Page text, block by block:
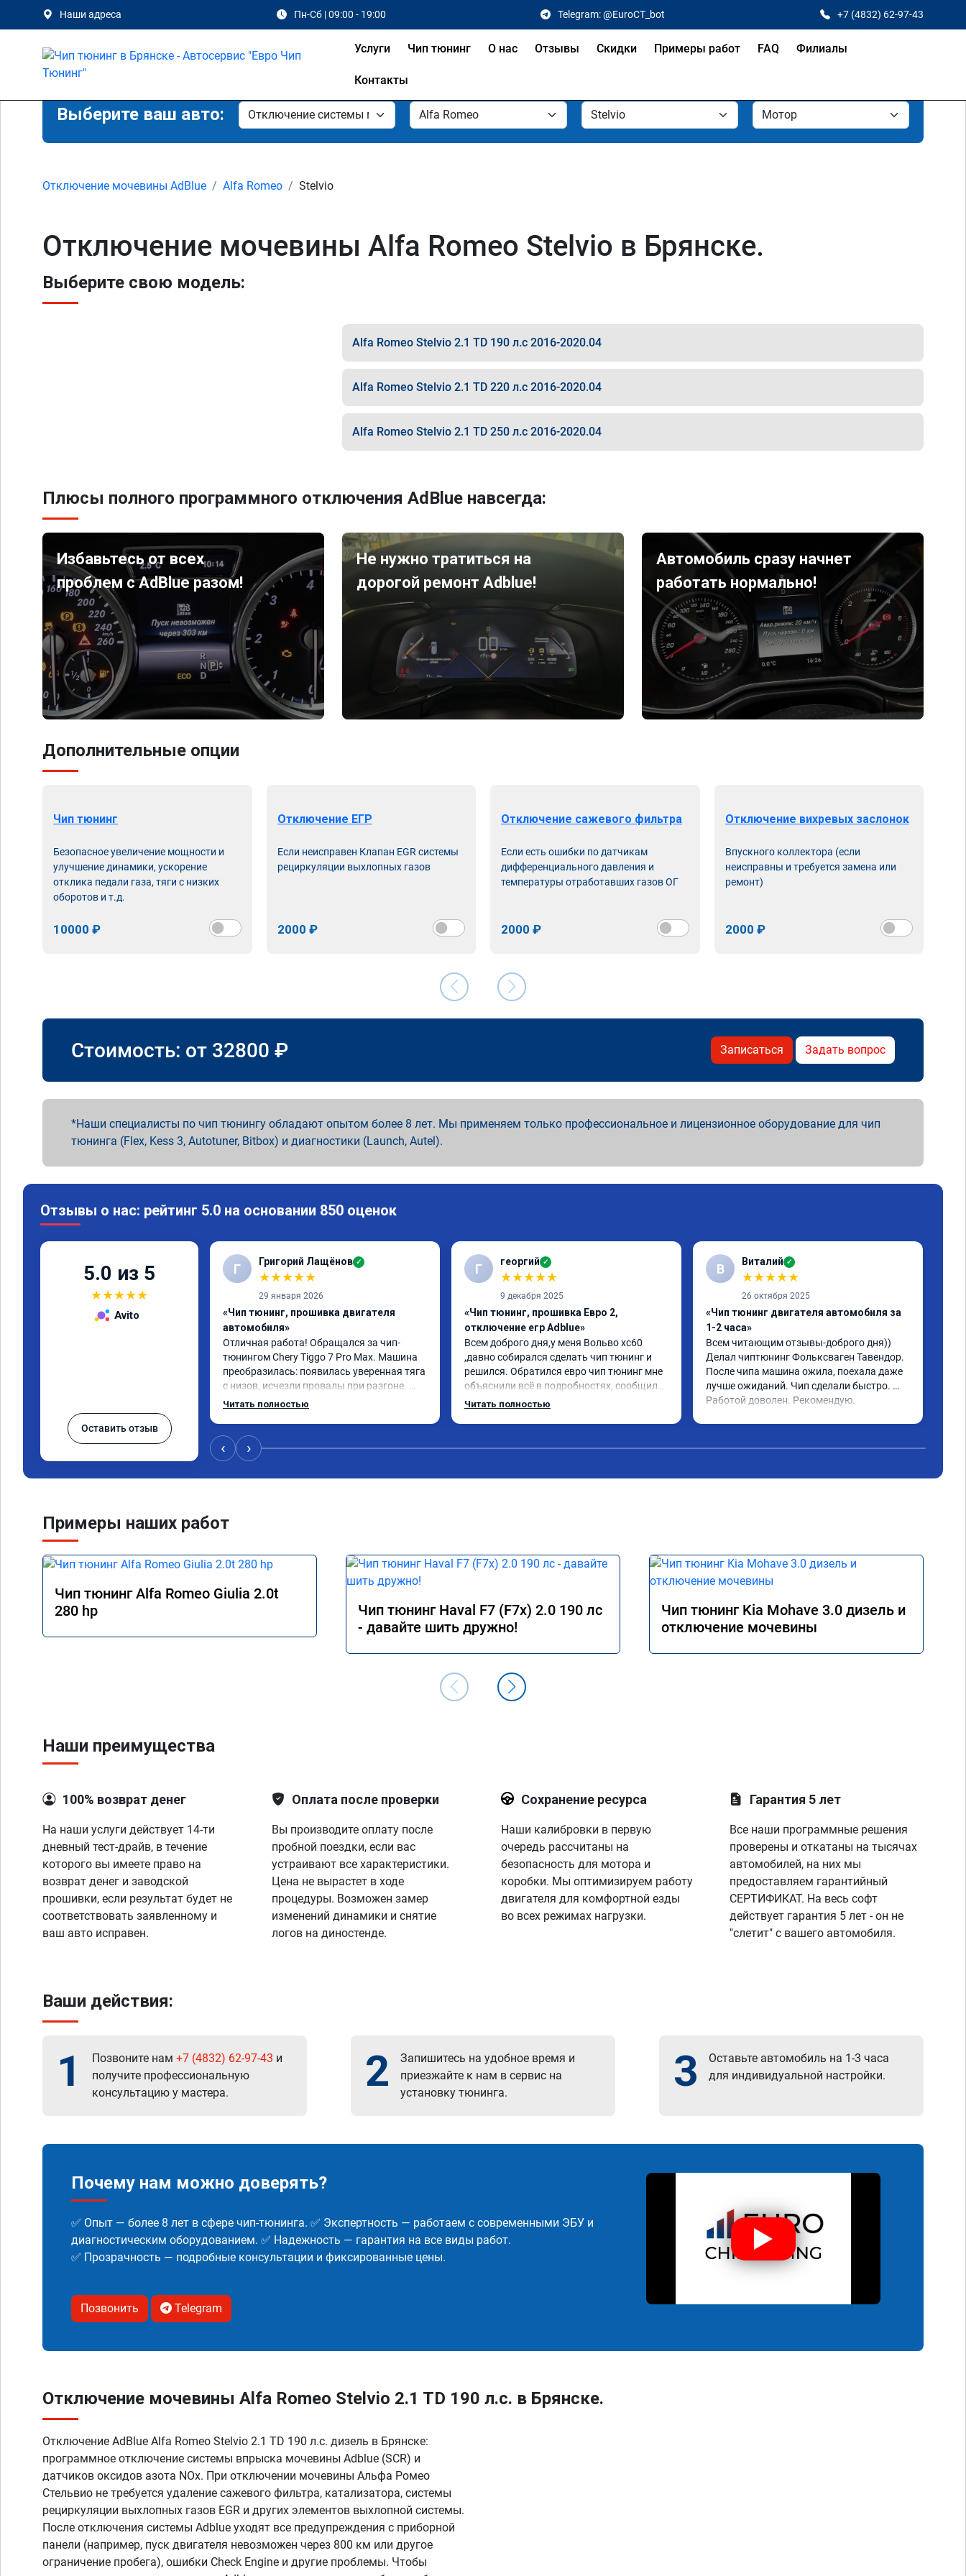
Наши адреса Пн-Сб | 09:00 - 19:00 Telegram: @EuroCT_bot +7 (4832) 62-97-43
Услуги Чип тюнинг О нас Отзывы Скидки Примеры работ FAQ Филиалы
Контакты
Выберите ваш авто:
Отключение мочевины AdBlue Alfa Romeo Stelvio
Отключение мочевины Alfa Romeo Stelvio в Брянске.
Выберите свою модель:
Alfa Romeo Stelvio 2.1 TD 190 л.с 2016-2020.04
Alfa Romeo Stelvio 2.1 TD 220 л.с 2016-2020.04
Alfa Romeo Stelvio 2.1 TD 250 л.с 2016-2020.04
Плюсы полного программного отключения AdBlue навсегда:
Избавьтесь от всех
проблем с AdBlue разом!
Не нужно тратиться на
дорогой ремонт Adblue!
Автомобиль сразу начнет
работать нормально!
Дополнительные опции
Чип тюнинг
Безопасное увеличение мощности и
улучшение динамики, ускорение
отклика педали газа, тяги с низких
оборотов и т.д.
10000 ₽
Отключение ЕГР
Если неисправен Клапан EGR системы
рециркуляции выхлопных газов
2000 ₽
Отключение сажевого фильтра
Если есть ошибки по датчикам
дифференциального давления и
температуры отработавших газов ОГ
2000 ₽
Отключение вихревых заслонок
Впускного коллектора (если
неисправны и требуется замена или
ремонт)
2000 ₽
Стоимость: от 32800 ₽ Записаться Задать вопрос
Наши специалисты по чип тюнингу обладают опытом более 8 лет. Мы применяем только профессиональное и лицензионное оборудование для чип
тюнинга (Flex, Kess 3, Autotuner, Bitbox) и диагностики (Launch, Autel).
Отзывы о нас: рейтинг 5.0 на основании 850 оценок
5.0 из 5
★★★★★
Avito
Оставить отзыв
Г Григорий Лащёнов ✓
★★★★★
29 января 2026
«Чип тюнинг, прошивка двигателя
автомобиля»
Отличная работа! Обращался за чип-
тюнингом Chery Tiggo 7 Pro Max. Машина
преобразилась: появилась уверенная тяга
с низов, исчезли провалы при разгоне.
Расход в спокойном режиме даже немного
всем, кто сомневается.
Читать полностью
Г георгий ✓
★★★★★
9 декабря 2025
«Чип тюнинг, прошивка Евро 2,
отключение егр Adblue»
Всем доброго дня,у меня Вольво xc60
,давно собирался сделать чип тюнинг и
решился. Обратился евро чип тюнинг мне
объяснили всё в подробностях, сообщили
сумму записали. Приехал в назначенное
Читать полностью
В Виталий ✓
★★★★★
26 октября 2025
«Чип тюнинг двигателя автомобиля за
1-2 часа»
Всем читающим отзывы-доброго дня))
Делал чиптюнинг Фольксваген Тавендор.
После чипа машина ожила, поехала даже
лучше ожиданий. Чип сделали быстро.
Работой доволен. Рекомендую.
‹ ›
Примеры наших работ
Чип тюнинг Alfa Romeo Giulia 2.0t
280 hp
Чип тюнинг Haval F7 (F7x) 2.0 190 лс
- давайте шить дружно!
Чип тюнинг Kia Mohave 3.0 дизель и
отключение мочевины
Наши преимущества
100% возврат денег
На наши услуги действует 14-ти
дневный тест-драйв, в течение
которого вы имеете право на
возврат денег и заводской
прошивки, если результат будет не
соответствовать заявленному и
ваш авто исправен.
Оплата после проверки
Вы производите оплату после
пробной поездки, если вас
устраивают все характеристики.
Цена не вырастет в ходе
процедуры. Возможен замер
изменений динамики и снятие
логов на диностенде.
Сохранение ресурса
Наши калибровки в первую
очередь рассчитаны на
безопасность для мотора и
коробки. Мы оптимизируем работу
двигателя для комфортной езды
во всех режимах нагрузки.
Гарантия 5 лет
Все наши программные решения
проверены и откатаны на тысячах
автомобилей, на них мы
предоставляем гарантийный
СЕРТИФИКАТ. На весь софт
действует гарантия 5 лет - он не
"слетит" с вашего автомобиля.
Ваши действия:
1 Позвоните нам +7 (4832) 62-97-43 и
получите профессиональную
консультацию у мастера.
2
Запишитесь на удобное время и
приезжайте к нам в сервис на
установку тюнинга.
3
Оставьте автомобиль на 1-3 часа
для индивидуальной настройки.
Почему нам можно доверять?
✅ Опыт — более 8 лет в сфере чип-тюнинга. ✅ Экспертность — работаем с современными ЭБУ и
диагностическим оборудованием. ✅ Надежность — гарантия на все виды работ.
✅ Прозрачность — подробные консультации и фиксированные цены.
Позвонить Telegram
Отключение мочевины Alfa Romeo Stelvio 2.1 TD 190 л.с. в Брянске.
Отключение AdBlue Alfa Romeo Stelvio 2.1 TD 190 л.с. дизель в Брянске:
программное отключение системы впрыска мочевины Adblue (SCR) и
датчиков оксидов азота NOx. При отключении мочевины Альфа Ромео
Стельвио не требуется удаление сажевого фильтра, катализатора, системы
рециркуляции выхлопных газов EGR и других элементов выхлопной системы.
После отключения системы Adblue уходят все предупреждения с приборной
панели (например, пуск двигателя невозможен через 800 км или другое
ограничение пробега), ошибки Check Engine и другие проблемы. Чтобы